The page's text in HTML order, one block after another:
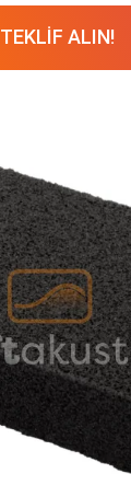
TEKLİF ALIN!